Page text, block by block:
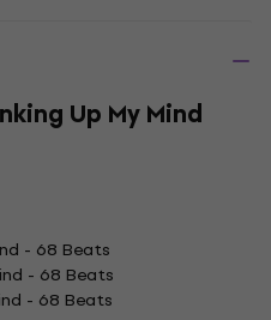
Up My Mind
- 68 Beats
- 68 Beats
- 68 Beats